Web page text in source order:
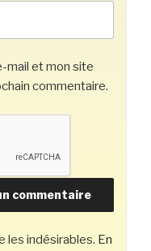
mail et mon site
commentaire.
les indésirables. En